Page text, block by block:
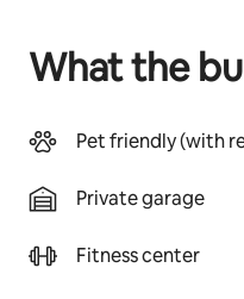
What the
Pet friendly (with
Private garage
Fitness center